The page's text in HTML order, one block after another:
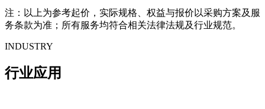
注：以上为参考起价，实际规格、权益与报价以采购方案及服
务条款为准；所有服务均符合相关法律法规及行业规范。
INDUSTRY
行业应用